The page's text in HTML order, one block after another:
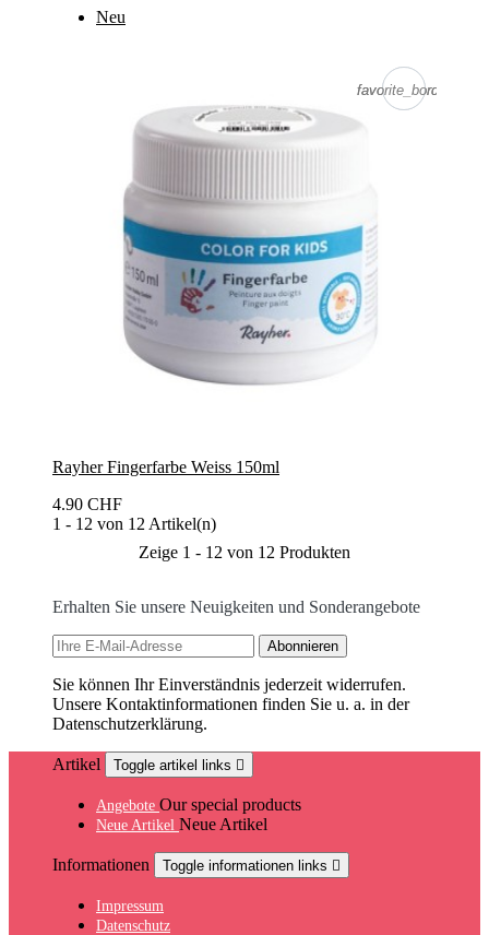
Neu
favorite_border
favorite_border
Rayher Fingerfarbe Weiss 150ml
4.90 CHF
1 - 12 von 12 Artikel(n)
Zeige 1 - 12 von 12 Produkten
Erhalten Sie unsere Neuigkeiten und Sonderangebote
Sie können Ihr Einverständnis jederzeit widerrufen.
Unsere Kontaktinformationen finden Sie u. a. in der
Datenschutzerklärung.
Artikel Toggle artikel links 
Angebote Our special products
Neue Artikel Neue Artikel
Informationen Toggle informationen links 
Impressum
Datenschutz